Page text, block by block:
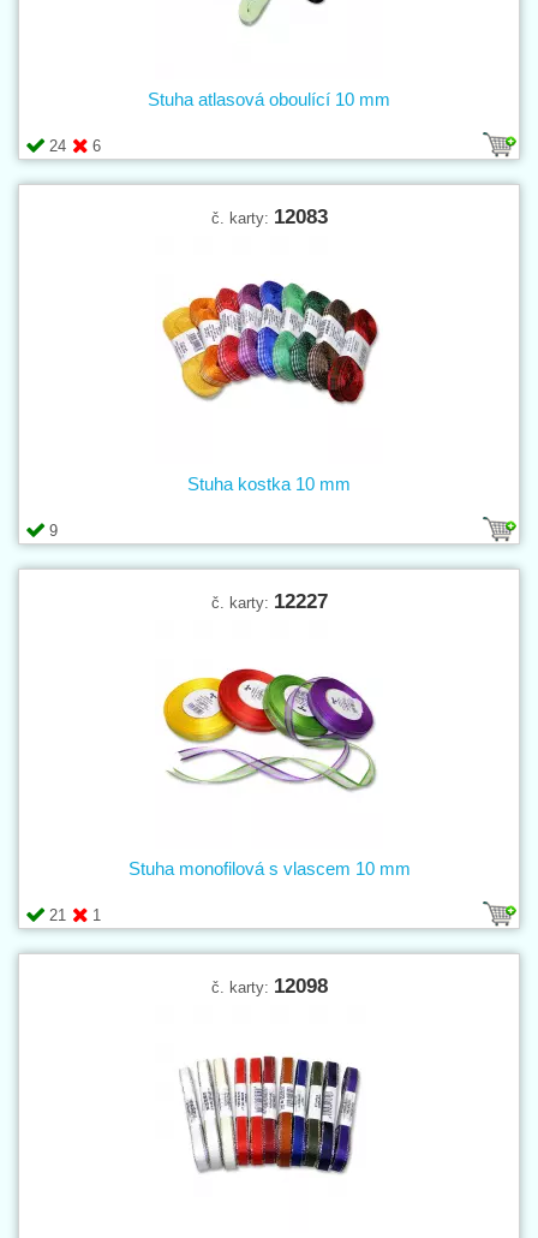
24 6
Stuha atlasová oboulící 10 mm
č. karty: 12083
9
Stuha kostka 10 mm
č. karty: 12227
21 1
Stuha monofilová s vlascem 10 mm
č. karty: 12098